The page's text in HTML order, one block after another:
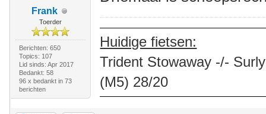
Frank
Toerder
Berichten: 650
Topics: 107
Lid sinds: Apr 2017
Bedankt: 58
96 x bedankt in 73
berichten
Huidige fietsen:
Trident Stowaway -/-
(M5) 28/20